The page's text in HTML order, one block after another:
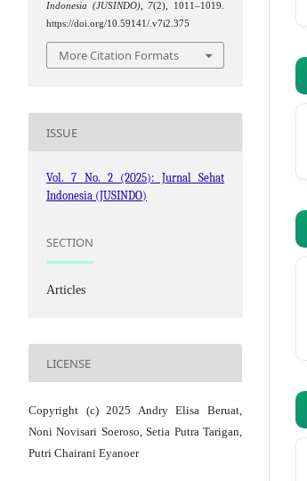
Indonesia (JUSINDO), 7(2), 1011–1019.
https://doi.org/10.59141/.v7i2.375
More Citation Formats
ISSUE
Vol. 7 No. 2 (2025): Jurnal Sehat
Indonesia (JUSINDO)
SECTION
Articles
LICENSE
Copyright (c) 2025 Andry Elisa Beruat,
Noni Novisari Soeroso, Setia Putra Tarigan,
Putri Chairani Eyanoer